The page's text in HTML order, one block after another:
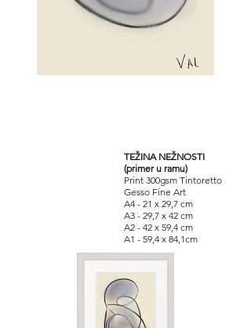
TEŽINA NEŽNOSTI
(primer u ramu)
Print 300gsm Tintoretto
Gesso Fine Art
A4 - 21 x 29,7 cm
A3 - 29,7 x 42 cm
A2 - 42 x 59,4 cm
A1 - 59,4 x 84,1cm